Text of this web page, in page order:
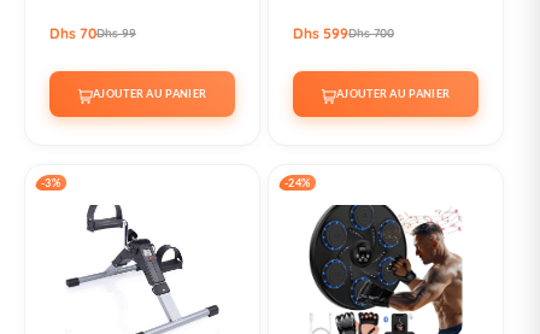
Dhs 70Dhs 99
AJOUTER AU PANIER
Dhs 599Dhs 700
AJOUTER AU PANIER
-3% -24%